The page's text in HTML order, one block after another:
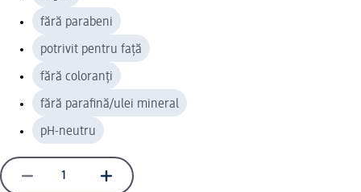
fără parabeni
potrivit pentru față
fără coloranți
fără parafină/ulei mineral
pH-neutru